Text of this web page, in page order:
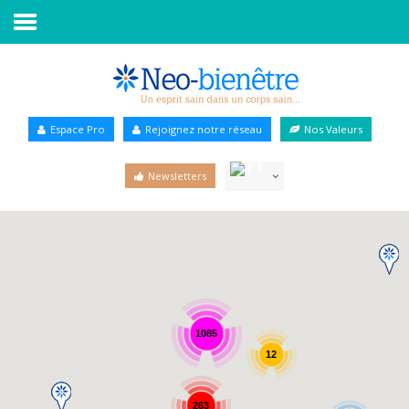
Annuaire Bien-être
Espace Pro Rejoignez notre réseau Nos Valeurs
Newsletters
1085
263
12